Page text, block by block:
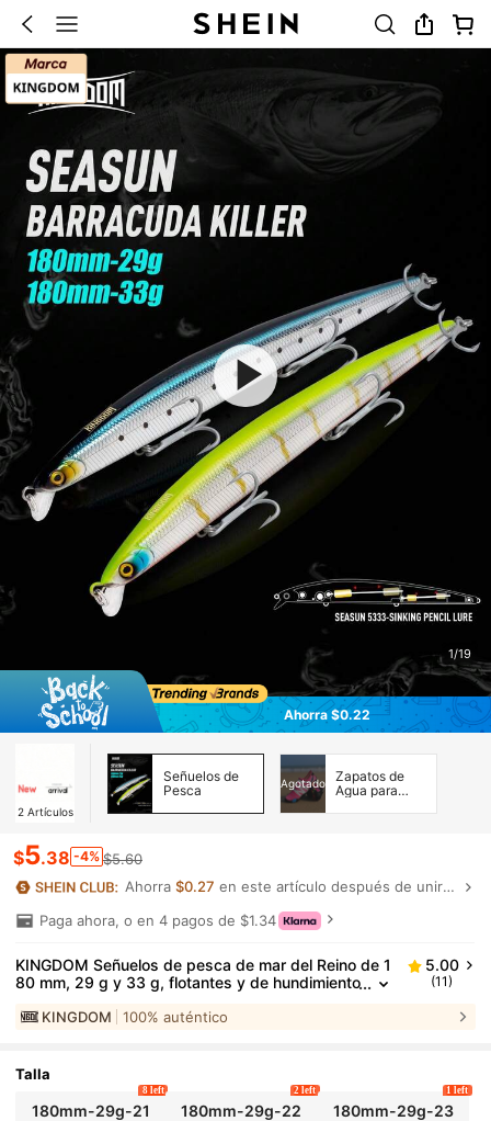
1/19
Ahorra $0.22
2 Artículos
Señuelos de
Pesca
Agotado
Zapatos de
Agua para
$5.38 -4% $5.60
Ahorra$0.27 en este artículo después de unirte.
Paga ahora, o en 4 pagos de $1.34
KINGDOM Señuelos de pesca de mar del Reino de 1
80 mm, 29 g y 33 g, flotantes y de hundimiento
duros con anzuelos VMC, equipos de pesca
5.00
(11)
KINGDOM 100% auténtico
Talla
180mm-29g-21
8 left
180mm-29g-22
2 left
180mm-29g-23
1 left